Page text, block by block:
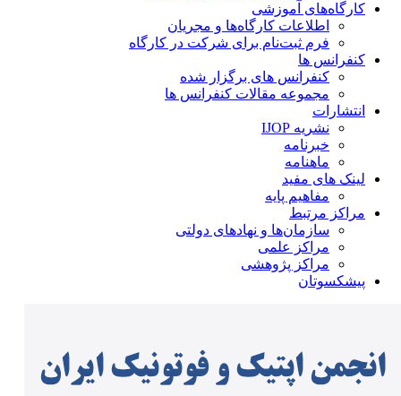
کارگاه‌های آموزشی
اطلاعات کارگاه‌ها و مجریان
فرم ثبت‌نام برای شرکت در کارگاه
کنفرانس ها
کنفرانس های برگزار شده
مجموعه مقالات کنفرانس ها
انتشارات
نشریه IJOP
خبرنامه
ماهنامه
لینک های مفید
مفاهیم پایه
مراکز مرتبط
سازمان‌ها و نهادهای دولتی
مراکز علمی
مراکز پژوهشی
پیشکسوتان